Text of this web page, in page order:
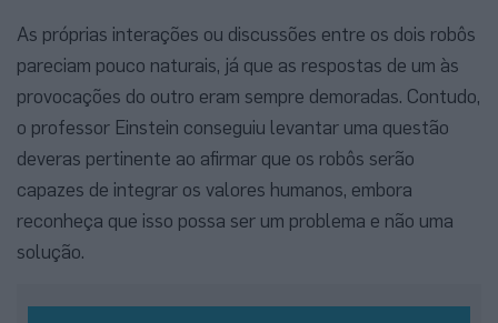
As próprias interações ou discussões entre os dois robôs
pareciam pouco naturais, já que as respostas de um às
provocações do outro eram sempre demoradas. Contudo,
o professor Einstein conseguiu levantar uma questão
deveras pertinente ao afirmar que os robôs serão
capazes de integrar os valores humanos, embora
reconheça que isso possa ser um problema e não uma
solução.